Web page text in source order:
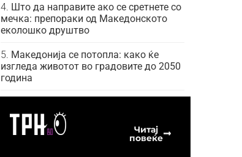
Што да направите ако се сретнете со
мечка: препораки од Македонското
еколошко друштво
Македонија се потопла: како ќе
изгледа животот во градовите до 2050
година
Читај
повеќе